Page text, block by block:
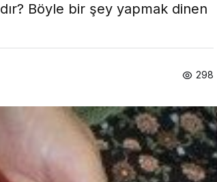
Böyle bir şey yapmak dinen
298